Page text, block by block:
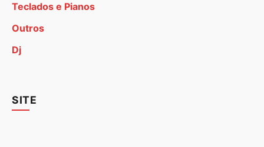
Teclados e Pianos
Outros
Dj
SITE